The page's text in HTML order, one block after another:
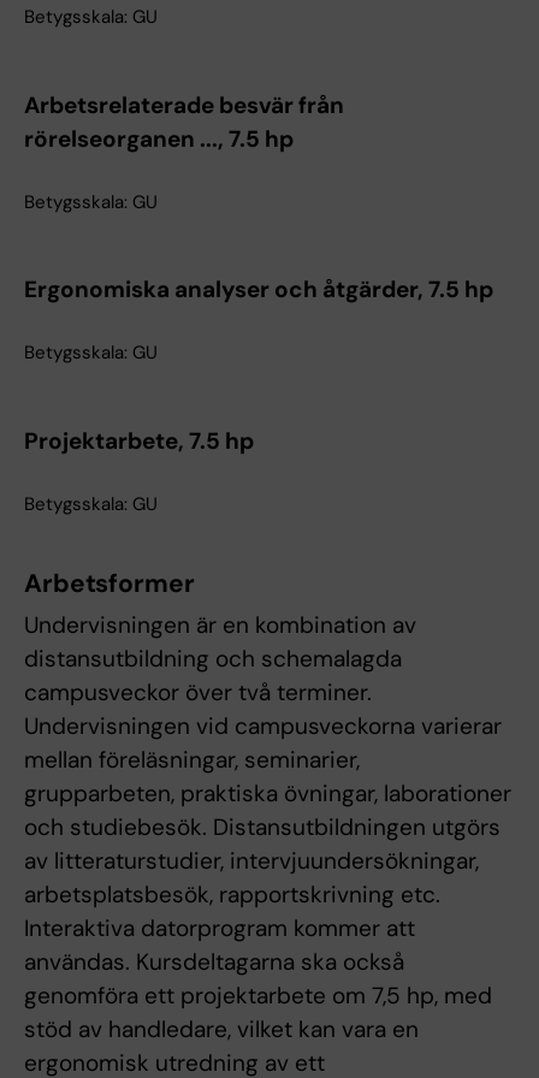
Betygsskala: GU
Arbetsrelaterade besvär från
rörelseorganen ..., 7.5 hp
Betygsskala: GU
Ergonomiska analyser och åtgärder, 7.5 hp
Betygsskala: GU
Projektarbete, 7.5 hp
Betygsskala: GU
Arbetsformer
Undervisningen är en kombination av
distansutbildning och schemalagda
campusveckor över två terminer.
Undervisningen vid campusveckorna varierar
mellan föreläsningar, seminarier,
grupparbeten, praktiska övningar, laborationer
och studiebesök. Distansutbildningen utgörs
av litteraturstudier, intervjuundersökningar,
arbetsplatsbesök, rapportskrivning etc.
Interaktiva datorprogram kommer att
användas. Kursdeltagarna ska också
genomföra ett projektarbete om 7,5 hp, med
stöd av handledare, vilket kan vara en
ergonomisk utredning av ett